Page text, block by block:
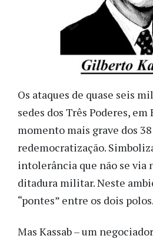
Os ataques de quase seis
sedes dos Três Poderes,
momento mais grave dos
redemocratização.
intolerância que não se via
ditadura militar. Neste
“pontes” entre os dois polos.
Mas Kassab – um